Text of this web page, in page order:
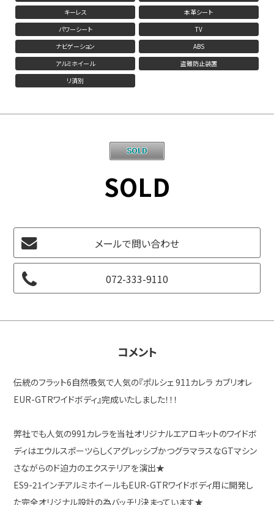
キーレス
本革シート
パワーシート
TV
ナビゲーション
ABS
アルミホイール
盗難防止装置
リ済別
SOLD
メールで問い合わせ
072-333-9110
コメント
伝統のフラット6自然吸気で人気の『ポルシェ 911カレラ カブリオレ
EUR-GTRワイドボディ』完成いたしました！！！
弊社でも人気の991カレラを当社オリジナルエアロキットのワイドボ
ディはエウルスポーツらしくアグレッシブかつグラマラスなGTマシン
さながらのド迫力のエクステリアを演出★
ES9-21インチアルミホイールもEUR-GTRワイドボディ用に開発し
た完全オリジナル設計の為バッチリ決まっています★